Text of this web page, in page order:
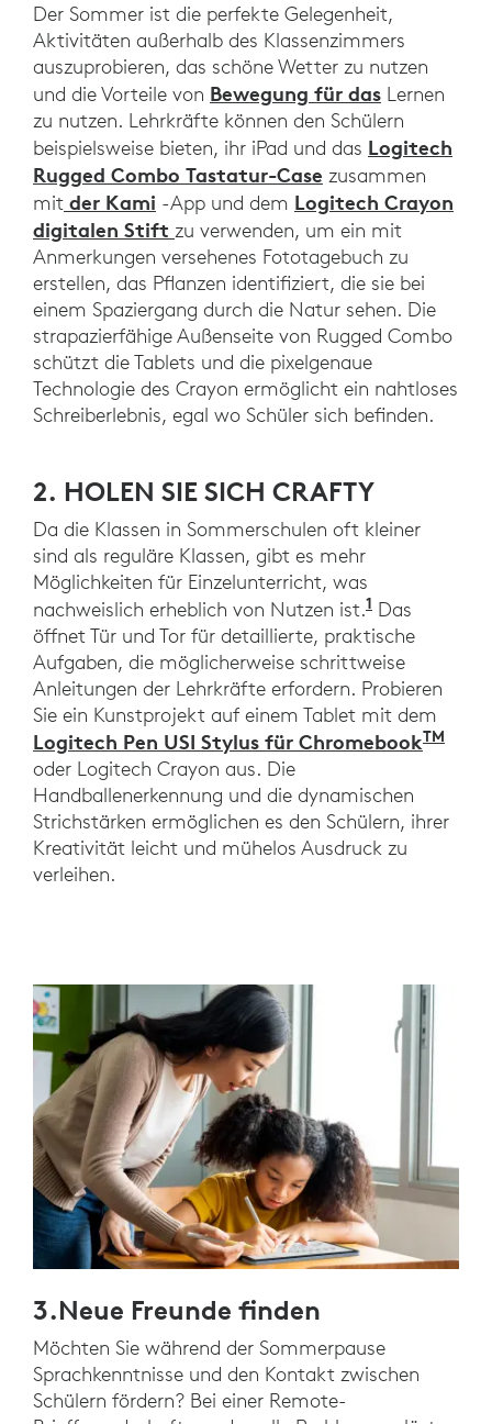
Der Sommer ist die perfekte Gelegenheit,
Aktivitäten außerhalb des Klassenzimmers
auszuprobieren, das schöne Wetter zu nutzen
und die Vorteile von Bewegung für das Lernen
zu nutzen. Lehrkräfte können den Schülern
beispielsweise bieten, ihr iPad und das Logitech
Rugged Combo Tastatur-Case zusammen
mit der Kami -App und dem Logitech Crayon
digitalen Stift zu verwenden, um ein mit
Anmerkungen versehenes Fototagebuch zu
erstellen, das Pflanzen identifiziert, die sie bei
einem Spaziergang durch die Natur sehen. Die
strapazierfähige Außenseite von Rugged Combo
schützt die Tablets und die pixelgenaue
Technologie des Crayon ermöglicht ein nahtloses
Schreiberlebnis, egal wo Schüler sich befinden.
2. HOLEN SIE SICH CRAFTY
Da die Klassen in Sommerschulen oft kleiner
sind als reguläre Klassen, gibt es mehr
Möglichkeiten für Einzelunterricht, was
nachweislich erheblich von Nutzen ist.1 (2023). 4-
Das
öffnet Tür und Tor für detaillierte, praktische
Aufgaben, die möglicherweise schrittweise
Anleitungen der Lehrkräfte erfordern. Probieren
Sie ein Kunstprojekt auf einem Tablet mit dem
Logitech Pen USI Stylus für ChromebookTM
oder Logitech Crayon aus. Die
Handballenerkennung und die dynamischen
Strichstärken ermöglichen es den Schülern, ihrer
Kreativität leicht und mühelos Ausdruck zu
verleihen.
3.Neue Freunde finden
Möchten Sie während der Sommerpause
Sprachkenntnisse und den Kontakt zwischen
Schülern fördern? Bei einer Remote-